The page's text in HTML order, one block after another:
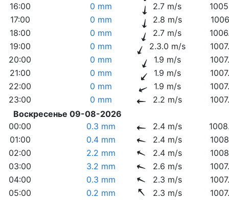
16:00
0 mm 2.7 m/s
17:00
0 mm 2.8 m/s
18:00
0 mm 2.7 m/s
19:00
0 mm 2.3.0 m/s
20:00
0 mm 1.9 m/s
21:00
0 mm 1.9 m/s
22:00
0 mm 1.9 m/s
23:00
0 mm 2.2 m/s
Воскресенье 09-08-2026
00:00
0.3 mm 2.4 m/s
01:00
0.4 mm 2.4 m/s
02:00
2.2 mm 2.4 m/s
03:00
3.2 mm 2.6 m/s
04:00
0.3 mm 2.3 m/s
05:00
0.2 mm 2.3 m/s